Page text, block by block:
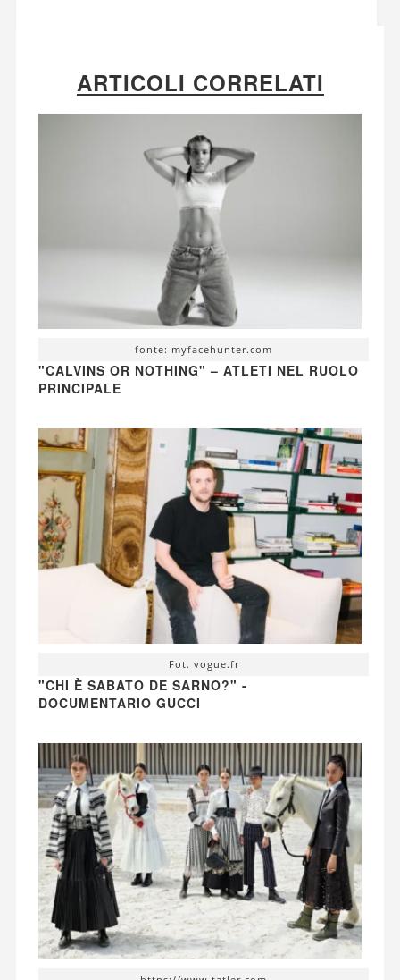
ARTICOLI CORRELATI
fonte: myfacehunter.com
"CALVINS OR NOTHING" – ATLETI NEL RUOLO
PRINCIPALE
Fot. vogue.fr
"CHI È SABATO DE SARNO?" -
DOCUMENTARIO GUCCI